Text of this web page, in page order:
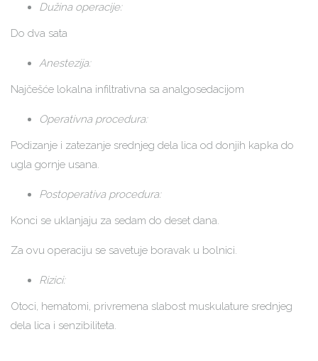
Dužina operacije:
Do dva sata
Anestezija:
Najčešće lokalna infiltrativna sa analgosedacijom
Operativna procedura:
Podizanje i zatezanje srednjeg dela lica od donjih kapka do
ugla gornje usana.
Postoperativa procedura:
Konci se uklanjaju za sedam do deset dana.
Za ovu operaciju se savetuje boravak u bolnici.
Rizici:
Otoci, hematomi, privremena slabost muskulature srednjeg
dela lica i senzibiliteta.